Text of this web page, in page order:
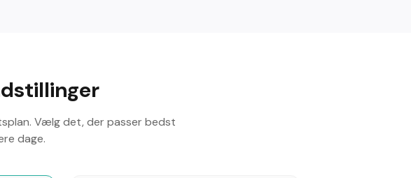
Vælg det, der passer bedst
dage.